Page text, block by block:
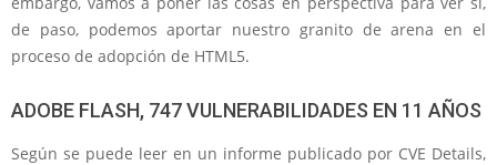
de paso, podemos aportar nuestro granito de arena en el
proceso de adopción de HTML5.
ADOBE FLASH, 747 VULNERABILIDADES EN 11 AÑOS
Según se puede leer en un informe publicado por CVE Details,